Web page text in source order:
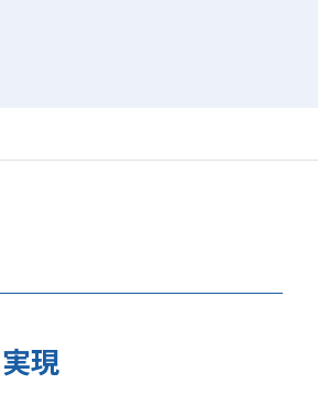
現